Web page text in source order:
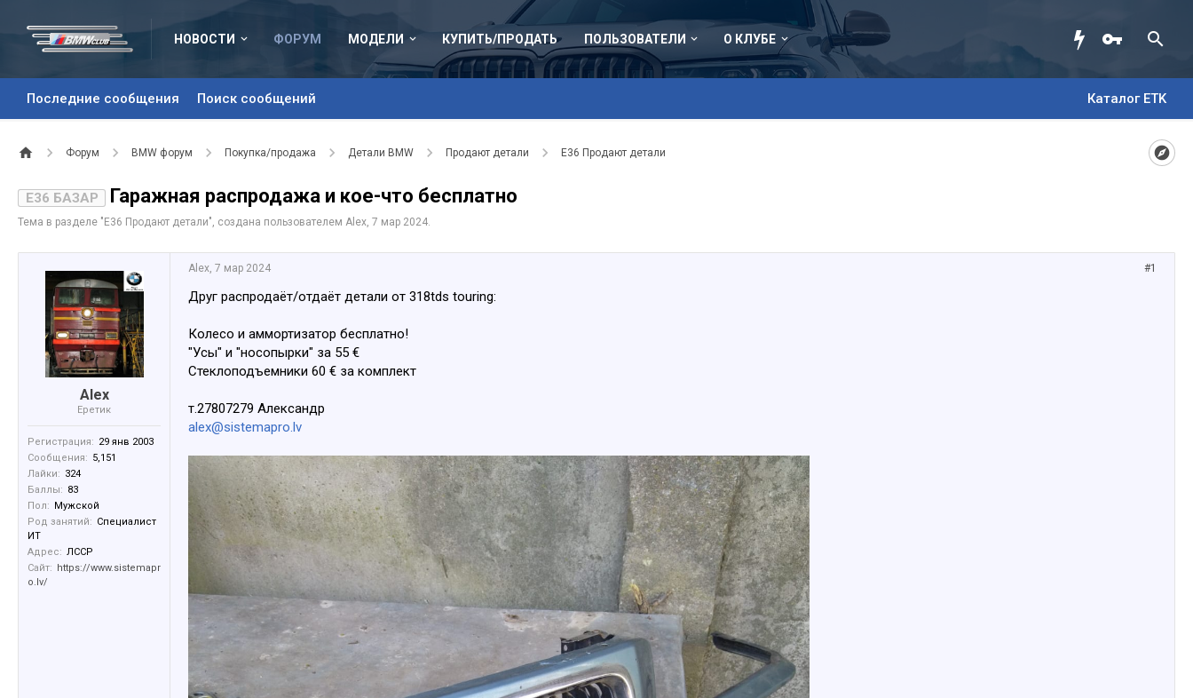
НОВОСТИ ФОРУМ
Последние сообщения Поиск сообщений Каталог ETK
МОДЕЛИ КУПИТЬ/ПРОДАТЬ ПОЛЬЗОВАТЕЛИ О КЛУБЕ
Форум BMW форум Покупка/продажа Детали BMW Продают детали Е36 Продают детали
E36 БАЗАР Гаражная распродажа и кое-что бесплатно
Тема в разделе " Е36 Продают детали", создана пользователем Alex, 7 мар 2024.
Alex
Еретик
Регистрация: 29 янв 2003
Сообщения: 5,151
Лайки: 324
Баллы: 83
Пол: Мужской
Род занятий: Специалист
ИТ
Адрес: ЛССР
Сайт: https://www.sistemapr
o.lv/
#1
Alex, 7 мар 2024
Друг распродаёт/отдаёт детали от 318tds touring:
Колесо и аммортизатор бесплатно!
"Усы" и "носопырки" за 55 €
Стеклоподъемники 60 € за комплект
т.27807279 Александр
alex@sistemapro.lv